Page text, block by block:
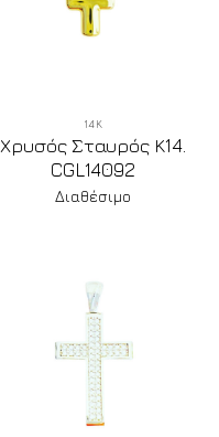
14Κ
Χρυσός Σταυρός Κ14.
CGL14092
Διαθέσιμο